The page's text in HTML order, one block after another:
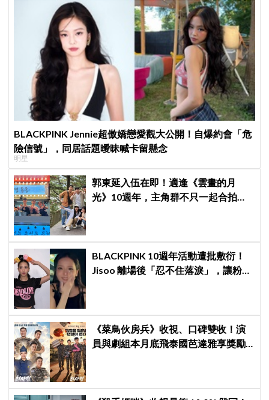
BLACKPINK Jennie超傲嬌戀愛觀大公開！自爆約會「危
險信號」，同居話題曖昧喊卡留懸念
明星
郭東延入伍在即！適逢《雲畫的月
光》10週年，主角群不只一起合拍畫
BLACKPINK 10週年活動遭批敷衍！
Jisoo 離場後「忍不住落淚」，讓粉絲
《菜鳥伙房兵》收視、口碑雙收！演
員與劇組本月底飛泰國芭達雅享獎勵